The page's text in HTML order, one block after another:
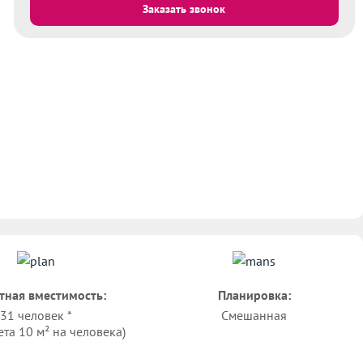
Заказать звонок
вместимость:
31 человек *
10 м² на человека)
Планировка:
Смешанная